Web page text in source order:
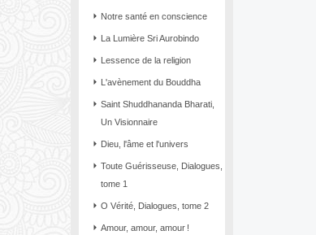
Notre santé en conscience
La Lumière Sri Aurobindo
Lessence de la religion
L'avènement du Bouddha
Saint Shuddhananda Bharati,
Un Visionnaire
Dieu, l'âme et l'univers
Toute Guérisseuse, Dialogues,
tome 1
O Vérité, Dialogues, tome 2
Amour, amour, amour !